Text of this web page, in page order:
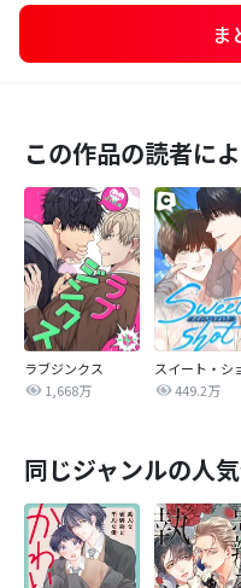
ま
この作品の読者に
ラブジンクス
1,668万
449.2万
同じジャンルの人